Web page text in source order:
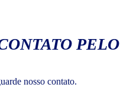
nosso contato.